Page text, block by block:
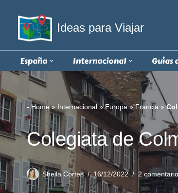
Saltar
contenido
Ideas para Viajar
España Internacional Guías
-Home»Internacional»Europa»Francia »
Colegiata de
Sheila Cortes 16/12/2022 2